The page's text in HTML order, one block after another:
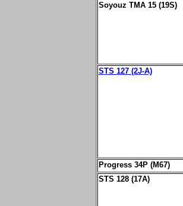
Soyouz TMA 15 (19S)
STS 127 (2J-A)
Progress 34P (M67)
STS 128 (17A)